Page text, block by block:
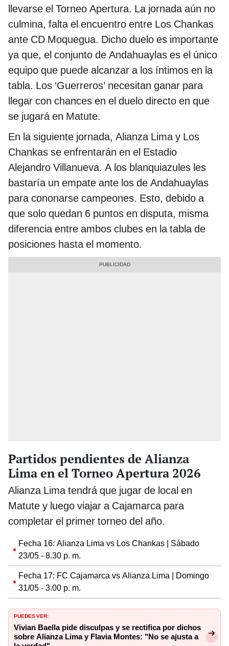
llevarse el Torneo Apertura. La jornada aún no
culmina, falta el encuentro entre Los Chankas
ante CD Moquegua. Dicho duelo es importante
ya que, el conjunto de Andahuaylas es el único
equipo que puede alcanzar a los íntimos en la
tabla. Los ‘Guerreros’ necesitan ganar para
llegar con chances en el duelo directo en que
se jugará en Matute.
En la siguiente jornada, Alianza Lima y Los
Chankas se enfrentarán en el Estadio
Alejandro Villanueva. A los blanquiazules les
bastaría un empate ante los de Andahuaylas
para cononarse campeones. Esto, debido a
que solo quedan 6 puntos en disputa, misma
diferencia entre ambos clubes en la tabla de
posiciones hasta el momento.
Partidos pendientes de Alianza
Lima en el Torneo Apertura 2026
Alianza Lima tendrá que jugar de local en
Matute y luego viajar a Cajamarca para
completar el primer torneo del año.
Fecha 16: Alianza Lima vs Los Chankas | Sábado
23/05 - 8.30 p. m.
Fecha 17: FC Cajamarca vs Alianza Lima | Domingo
31/05 - 3.00 p. m.
PUEDES VER:
Vivian Baella pide disculpas y se rectifica por dichos
sobre Alianza Lima y Flavia Montes: "No se ajusta a